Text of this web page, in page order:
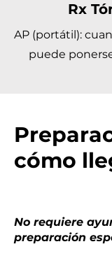
Rx
AP (portátil):
puede
cómo
No requiere
preparación